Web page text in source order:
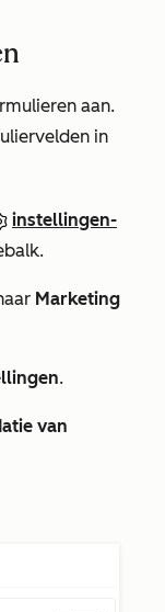
aan.
in
instellingen-
Marketing
.
van